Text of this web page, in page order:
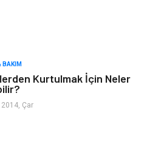
BAKIM
Kurtulmak İçin Neler
Çar